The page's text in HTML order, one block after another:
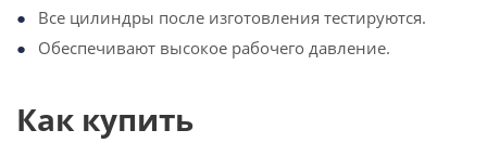
Все цилиндры после изготовления тестируются.
Обеспечивают высокое рабочего давление.
Как купить